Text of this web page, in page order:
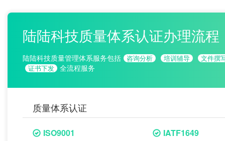
陆陆科技质量体系认证办理流程
陆陆科技质量管理体系服务包括 咨询分析 培训辅导
文件撰
证书下发 全流程服务
质量体系认证
ISO9001
IATF1649